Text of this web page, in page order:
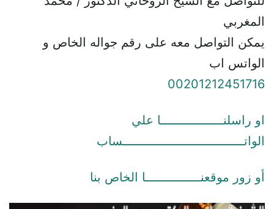
المغربي
يمكن التواصل معه على رقم جواله الخاص و
الواتس اب
00201212451716
او راسلنـــــــــــــــــا علي
الواتـــــــــــــــــــــــــــــــــساب
أو زور موقعنـــــــــــــــا الخاص بنا